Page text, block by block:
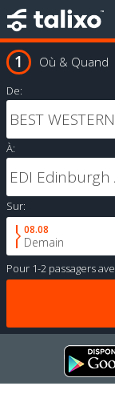
Où & Quand
De:
À:
Sur:
08.08
Demain
Pour 1-2 passagers